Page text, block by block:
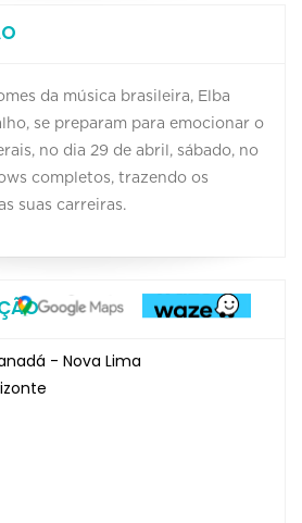
da música brasileira, Elba
se preparam para emocionar o
no dia 29 de abril, sábado, no
completos, trazendo os
suas carreiras.
- Nova Lima